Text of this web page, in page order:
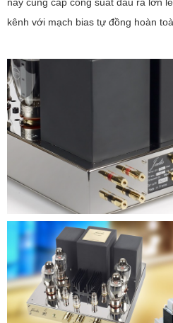
này cung cấp công suất đầu ra lớn
kênh với mạch bias tự đồng hoàn